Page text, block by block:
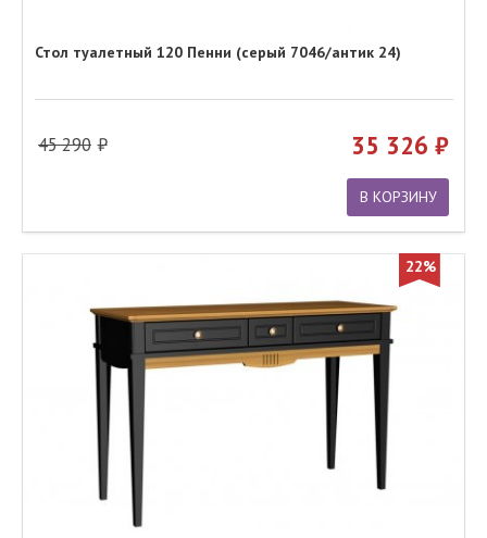
Стол туалетный 120 Пенни (серый 7046/антик 24)
45 290 35 326
В КОРЗИНУ
22%